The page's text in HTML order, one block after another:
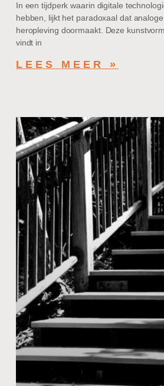
In een tijdperk waarin digitale
hebben, lijkt het paradoxaal dat
heropleving doormaakt. Deze
vindt in
LEES MEER »